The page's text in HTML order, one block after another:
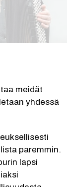
meidät
yhdessä
paremmin.
lapsi